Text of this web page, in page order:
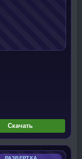
Скачать
РАЗВЕРТКА